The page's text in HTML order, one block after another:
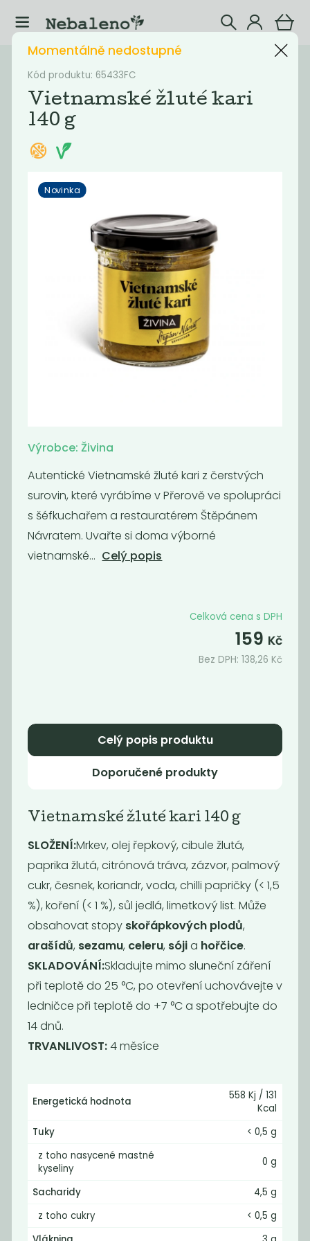
Filtrovat produkty 41
Doporučené
Lahodňák 350 g
Omáčka na
paprice
Novinka
na...
Thajská
červená kari
pasta...
159Kč
omáčka na
japonské...
169 Kč
Novinka
omáčka pálivá...
Novinka
kari pasta...
Novinka
Novinka
Kód produktu: 65433FC
Vietnamské žluté kari
140 g
Výrobce: Živina
Autentické Vietnamské žluté kari z čerstvých
surovin, které vyrábíme v Přerově ve spolupráci
s šéfkuchařem a restauratérem Štěpánem
Návratem. Uvařte si doma výborné
vietnamské... Celý popis
Celková cena s DPH
159 Kč
Bez DPH:138,26 Kč
Momentálně nedostupné
Celý popis produktu
Doporučené produkty
Vietnamské žluté kari 140 g
SLOŽENÍ:Mrkev, olej řepkový, cibule žlutá,
paprika žlutá, citrónová tráva, zázvor, palmový
cukr, česnek, koriandr, voda, chilli papričky (< 1,5
%), koření (< 1 %), sůl jedlá, limetkový list. Může
obsahovat stopy skořápkových plodů,
arašídů, sezamu, celeru, sójia hořčice.
SKLADOVÁNÍ:Skladujte mimo sluneční záření
při teplotě do 25 °C, po otevření uchovávejte v
ledničce při teplotě do +7 °C a spotřebujte do
14 dnů.
TRVANLIVOST:4 měsíce
Energetická hodnota
558 Kj / 131
Kcal
Tuky
< 0,5 g
z toho nasycené mastné
kyseliny
0 g
Sacharidy
4,5 g
z toho cukry
< 0,5 g